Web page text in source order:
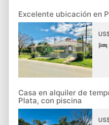
Excelente ubicación en
Casa en alquiler de
Plata, con piscina